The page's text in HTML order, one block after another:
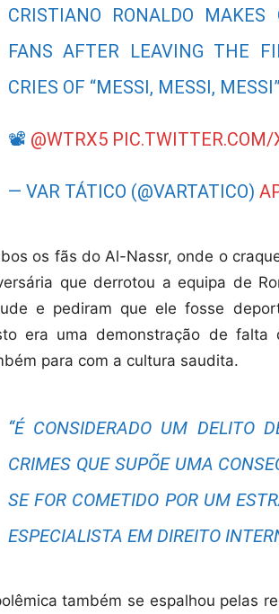
CRISTIANO RONALDO
FANS AFTER LEAVING THE
CRIES OF “MESSI, MESSI,
📽️ @WTRX5 PIC.TWITTER.COM/
— VAR TÁTICO (@VARTATICO)
os fãs do Al-Nassr, onde o
que derrotou a equipa de
e pediram que ele fosse
era uma demonstração de
para com a cultura saudita.
“É CONSIDERADO UM DELITO
CRIMES QUE SUPÕE UMA
SE FOR COMETIDO POR UM
ESPECIALISTA EM DIREITO
também se espalhou pelas